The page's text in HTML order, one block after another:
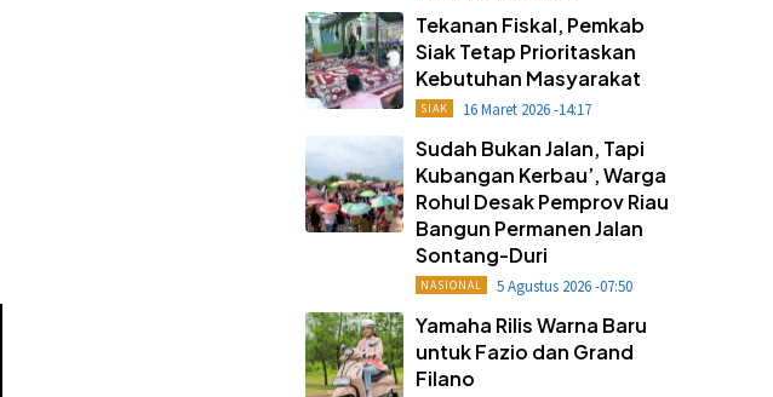
Tekanan Fiskal, Pemkab
Siak Tetap Prioritaskan
Kebutuhan Masyarakat
SIAK 16 Maret 2026 -14:17
Sudah Bukan Jalan, Tapi
Kubangan Kerbau’, Warga
Rohul Desak Pemprov Riau
Bangun Permanen Jalan
Sontang-Duri
NASIONAL 5 Agustus 2026 -07:50
Yamaha Rilis Warna Baru
untuk Fazio dan Grand
Filano